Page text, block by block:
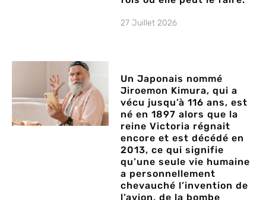
27 Juillet 2026
Un Japonais nommé
Jiroemon Kimura, qui a
vécu jusqu’à 116 ans, est
né en 1897 alors que la
reine Victoria régnait
encore et est décédé en
2013, ce qui signifie
qu’une seule vie humaine
a personnellement
chevauché l’invention de
l’avion, de la bombe